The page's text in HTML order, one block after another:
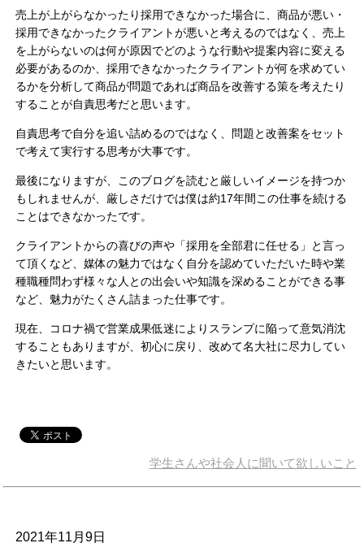
売上が上がらなかったり採用できなかった場合に、商品が悪い・
採用できなかったクライアントが悪いと考えるのではなく、売上
を上がらないのは何が原因でどのような行動や提案内容に変える
必要があるのか、採用できなかったクライアントが何を求めてい
るかを分析して商品が問題であれば商品を改善する策を考えたり
することが自責思考だと思います。
自責思考で自分を追い詰めるのではなく、問題と改善案をセット
で考えて実行する思考が大事です。
最後になりますが、このブログを読むと厳しいイメージを持つか
もしれませんが、厳しさだけでは僕は約17年間この仕事を続ける
ことはできなかったです。
クライアントからの喜びの声や「採用を全部君に任せる」と言っ
て頂くなど、媒体の魅力ではなく自分を認めていただいた時や業
種職種問わず様々な人との出会いや知識を深めることができる事
など、魅力がたくさん詰まった仕事です。
現在、コロナ禍で営業成果低迷によりスランプに陥って意気消沈
することもありますが、初心に戻り、改めて名大社に尽力してい
きたいと思います。
学生さんや社会人に聞いて欲しいこと
2021年11月9日